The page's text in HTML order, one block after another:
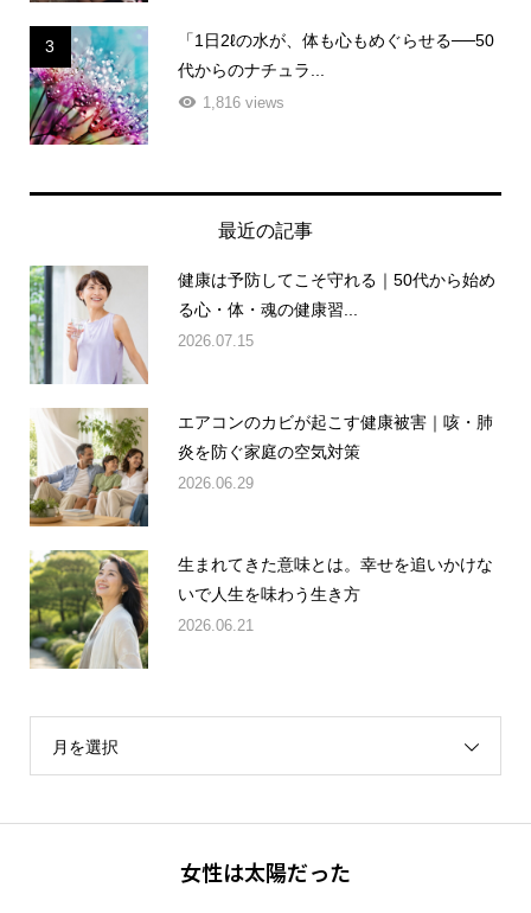
3
「1日2ℓの水が、体も心もめぐらせる──50
代からのナチュラ...
1,816 views
最近の記事
健康は予防してこそ守れる｜50代から始め
る心・体・魂の健康習...
2026.07.15
エアコンのカビが起こす健康被害｜咳・肺
炎を防ぐ家庭の空気対策
2026.06.29
生まれてきた意味とは。幸せを追いかけな
いで人生を味わう生き方
2026.06.21
月を選択
女性は太陽だった